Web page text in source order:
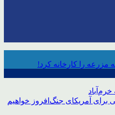
مزرعه را کارخانه کرد!
آمریکای جنگ‌افروز خواهیم